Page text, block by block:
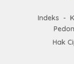
Indeks
Hak